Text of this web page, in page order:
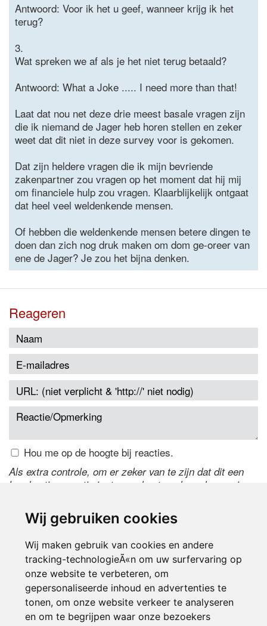
Wij gebruiken cookies
Wij maken gebruik van cookies en andere
tracking-technologieÃ«n om uw surfervaring op
onze website te verbeteren, om
gepersonaliseerde inhoud en advertenties te
tonen, om onze website verkeer te analyseren
en om te begrijpen waar onze bezoekers
Antwoord: Voor ik het u geef, wanneer krijg ik het
terug?
3.
Wat spreken we af als je het niet terug betaald?
Antwoord: What a Joke ..... I need more than that!
Laat dat nou net deze drie meest basale vragen zijn
die ik niemand de Jager heb horen stellen en zeker
weet dat dit niet in deze survey voor is gekomen.
Dat zijn heldere vragen die ik mijn bevriende
zakenpartner zou vragen op het moment dat hij mij
om financiele hulp zou vragen. Klaarblijkelijk ontgaat
dat heel veel weldenkende mensen.
Of hebben die weldenkende mensen betere dingen te
doen dan zich nog druk maken om dom ge-oreer van
ene de Jager? Je zou het bijna denken.
Reageren
Hou me op de hoogte bij reacties.
Als extra controle, om er zeker van te zijn dat dit een
handmatige reactie is, typ onderstaande code over in
de code te wijzigen.